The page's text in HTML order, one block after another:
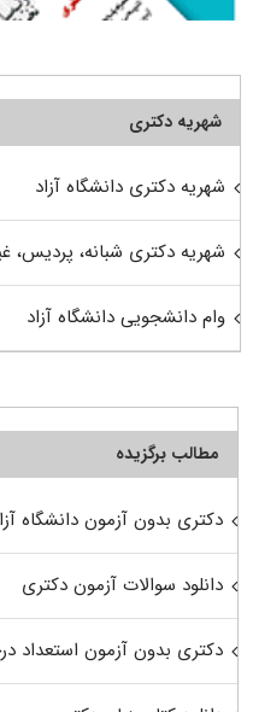
شهریه دکتری
شهریه دکتری دانشگاه آزاد
شهریه دکتری شبانه، پردیس،
وام دانشجویی دانشگاه آزاد
مطالب برگزیده
دکتری بدون آزمون دانشگاه
دانلود سوالات آزمون دکتری
دکتری بدون آزمون استعداد